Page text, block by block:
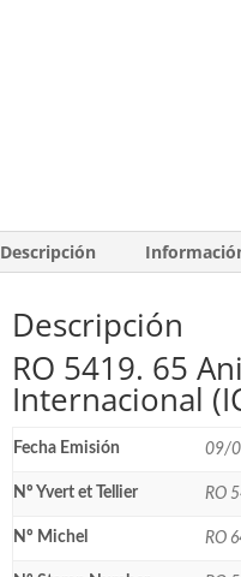
Descripción
Descripción
RO 5419. 65
Internacional
Fecha Emisión 09/
Nº Yvert et Tellier RO
Nº Michel RO